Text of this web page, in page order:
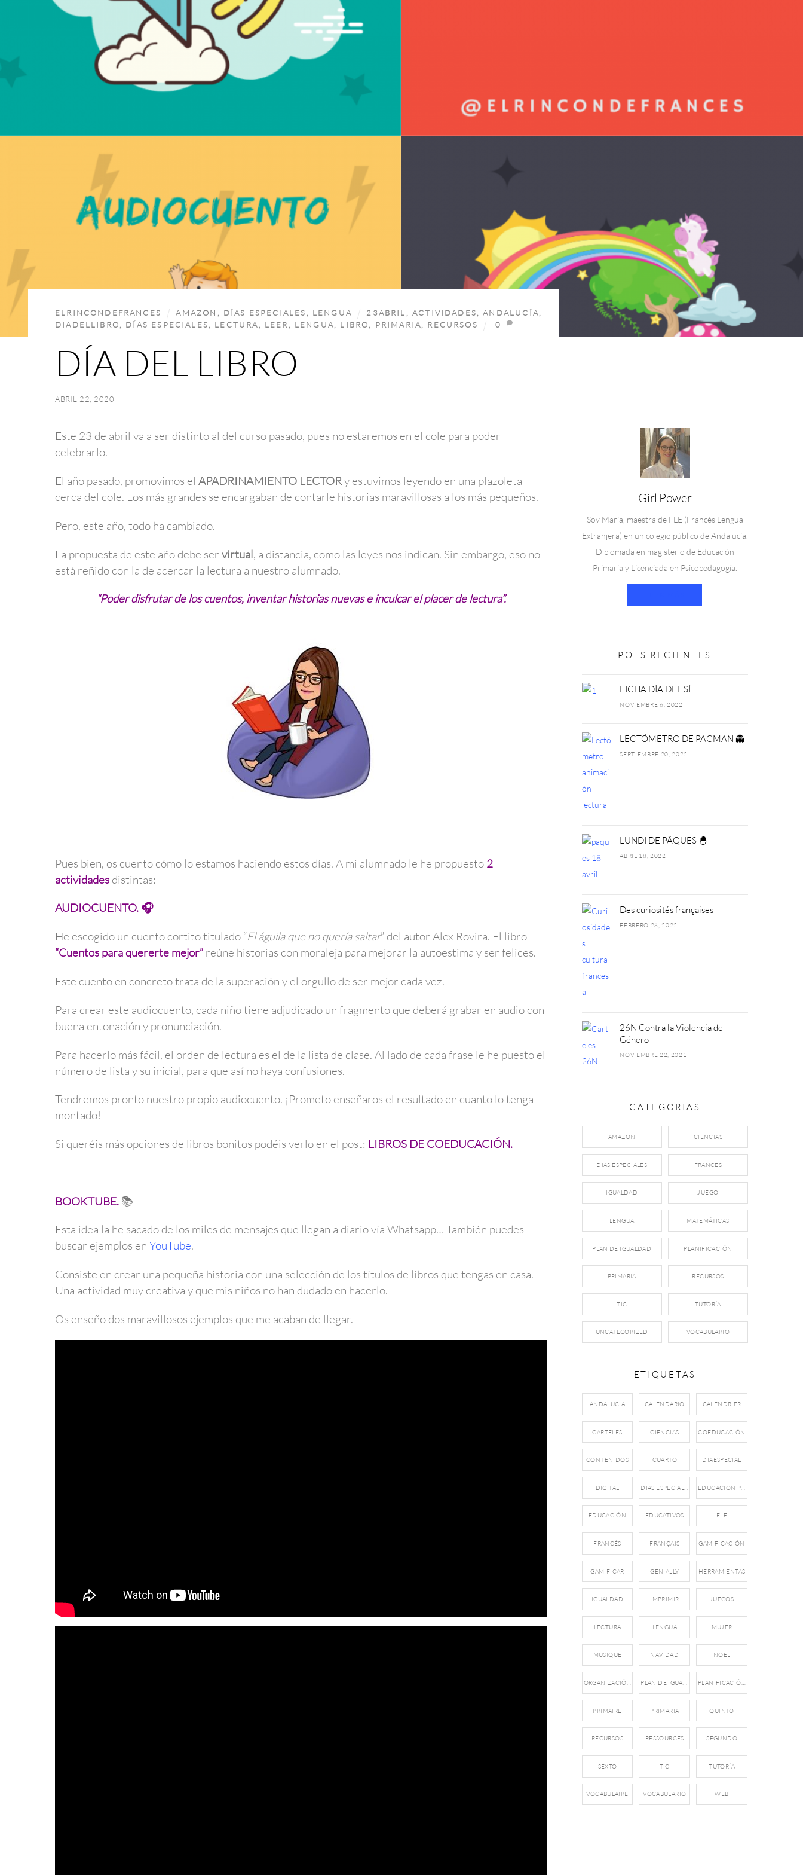
ABRIL 22, 2020
DÍA DEL LIBRO
ELRINCONDEFRANCES AMAZON , DÍAS ESPECIALES , LENGUA 23ABRIL , ACTIVIDADES,ANDALUCÍA,
DIADELLIBRO, DÍAS ESPECIALES, LECTURA, LEER , LENGUA, LIBRO, PRIMARIA, RECURSOS 0
Este 23 de abril va a ser distinto al del curso pasado, pues no estaremos en el cole para poder
celebrarlo.
El año pasado, promovimos el APADRINAMIENTO LECTORy estuvimos leyendo en una plazoleta
cerca del cole. Los más grandes se encargaban de contarle historias maravillosas a los más pequeños.
Pero, este año, todo ha cambiado.
La propuesta de este año debe ser virtual, a distancia, como las leyes nos indican. Sin embargo, eso no
está reñido con la de acercar la lectura a nuestro alumnado.
“Poder disfrutar de los cuentos, inventar historias nuevas e inculcar el placer de lectura”.
Pues bien, os cuento cómo lo estamos haciendo estos días. A mi alumnado le he propuesto 2
actividades distintas:
AUDIOCUENTO. 🎧
He escogido un cuento cortito titulado “El águila que no quería saltar” del autor Alex Rovira. El libro
“Cuentos para quererte mejor” reúne historias con moraleja para mejorar la autoestima y ser felices.
Este cuento en concreto trata de la superación y el orgullo de ser mejor cada vez.
Para crear este audiocuento, cada niño tiene adjudicado un fragmento que deberá grabar en audio con
buena entonación y pronunciación.
Para hacerlo más fácil, el orden de lectura es el de la lista de clase. Al lado de cada frase le he puesto el
número de lista y su inicial, para que así no haya confusiones.
Tendremos pronto nuestro propio audiocuento. ¡Prometo enseñaros el resultado en cuanto lo tenga
montado!
Si queréis más opciones de libros bonitos podéis verlo en el post: LIBROS DE COEDUCACIÓN.
BOOKTUBE. 📚
Esta idea la he sacado de los miles de mensajes que llegan a diario vía Whatsapp… También puedes
buscar ejemplos en YouTube.
Consiste en crear una pequeña historia con una selección de los títulos de libros que tengas en casa.
Una actividad muy creativa y que mis niños no han dudado en hacerlo.
Os enseño dos maravillosos ejemplos que me acaban de llegar.
Girl Power
Soy María, maestra de FLE (Francés Lengua
Extranjera) en un colegio público de Andalucía.
Diplomada en magisterio de Educación
Primaria y Licenciada en Psicopedagogía.
POTS RECIENTES
FICHA DÍA DEL SÍ
NOVIEMBRE 6, 2022
LECTÓMETRO DE PACMAN 👻
SEPTIEMBRE 20, 2022
LUNDI DE PÂQUES 🐣
ABRIL 18, 2022
Des curiosités françaises
FEBRERO 28, 2022
26N Contra la Violencia de
Género
NOVIEMBRE 22, 2021
CATEGORIAS
AMAZON CIENCIAS
DÍAS ESPECIALES FRANCÉS
IGUALDAD JUEGO
LENGUA MATEMÁTICAS
PLAN DE IGUALDAD PLANIFICACIÓN
PRIMARIA RECURSOS
TIC TUTORÍA
UNCATEGORIZED VOCABULARIO
ETIQUETAS
ANDALUCÍA CALENDARIO CALENDRIER
CARTELES CIENCIAS COEDUCACIÓN
CONTENIDOS CUARTO DIAESPECIAL
DIGITAL
EDUCACIÓN EDUCATIVOS FLE
FRANCÉS FRANÇAIS GAMIFICACIÓN
GAMIFICAR GENIALLY HERRAMIENTAS
IGUALDAD IMPRIMIR JUEGOS
LECTURA LENGUA MUJER
MUSIQUE NAVIDAD NOEL
PRIMAIRE PRIMARIA QUINTO
RECURSOS RESSOURCES SEGUNDO
SEXTO TIC TUTORÍA
VOCABULAIRE VOCABULARIO WEB